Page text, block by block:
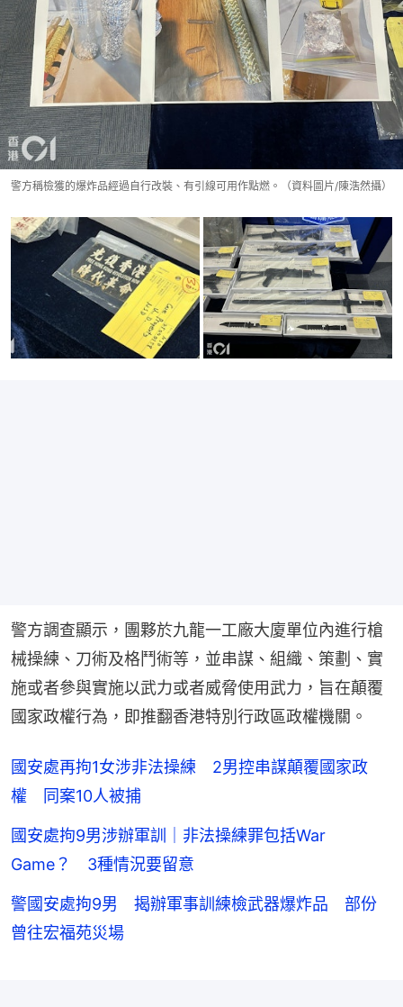
警方稱檢獲的爆炸品經過自行改裝、有引線可用作點燃。（資料圖片/陳浩然攝）
警方調查顯示，團夥於九龍一工廠大廈單位內進行槍
械操練、刀術及格鬥術等，並串謀、組織、策劃、實
施或者參與實施以武力或者威脅使用武力，旨在顛覆
國家政權行為，即推翻香港特別行政區政權機關。
國安處再拘1女涉非法操練 2男控串謀顛覆國家政
權 同案10人被捕
國安處拘9男涉辦軍訓｜非法操練罪包括War
Game？ 3種情況要留意
警國安處拘9男 揭辦軍事訓練檢武器爆炸品 部份
曾往宏福苑災場